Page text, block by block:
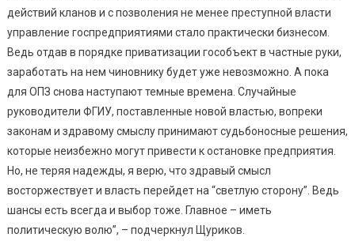
действий кланов и с позволения не менее преступной власти
управление госпредприятиями стало практически бизнесом.
Ведь отдав в порядке приватизации гособъект в частные руки,
заработать на нем чиновнику будет уже невозможно. А пока
для ОПЗ снова наступают темные времена. Случайные
руководители ФГИУ, поставленные новой властью, вопреки
законам и здравому смыслу принимают судьбоносные решения,
которые неизбежно могут привести к остановке предприятия.
Но, не теряя надежды, я верю, что здравый смысл
восторжествует и власть перейдет на “светлую сторону”. Ведь
шансы есть всегда и выбор тоже. Главное – иметь
политическую волю”, – подчеркнул Щуриков.